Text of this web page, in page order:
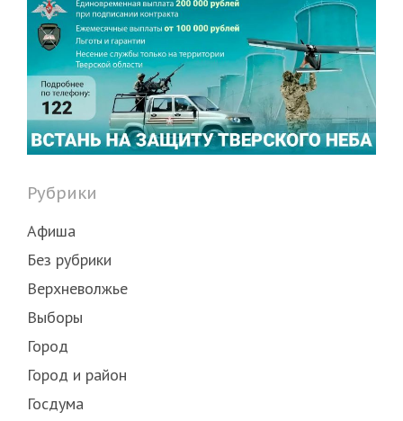
Рубрики
Афиша
Без рубрики
Верхневолжье
Выборы
Город
Город и район
Госдума